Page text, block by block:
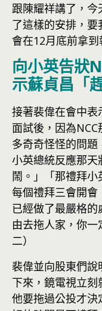
跟陳耀祥講了，
了這樣的安排，要
會在12月底前拿到
向小英告狀
示蘇貞昌「
接著裴偉在會中
面試後，因為
多奇奇怪怪的問
小英總統反應那天
鬧。」「那禮拜
每個禮拜三會開
已經做了最嚴格
由去拖人家，你
二）
裴偉並向股東們說
下來，鏡電視立刻
他要拖過公投才